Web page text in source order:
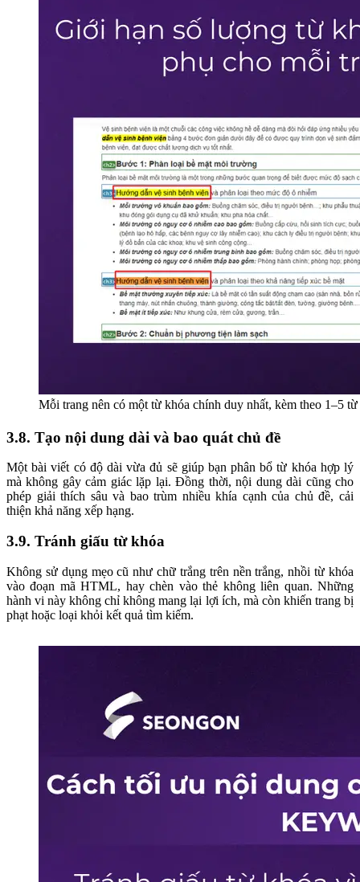
Mỗi trang nên có một từ khóa chính duy nhất, kèm theo 1–5
3.8. Tạo nội dung dài và bao quát chủ đề
Một bài viết có độ dài vừa đủ sẽ giúp bạn phân bổ từ khóa hợp lý
mà không gây cảm giác lặp lại. Đồng thời, nội dung dài cũng cho
phép giải thích sâu và bao trùm nhiều khía cạnh của chủ đề, cải
thiện khả năng xếp hạng.
3.9. Tránh giấu từ khóa
Không sử dụng mẹo cũ như chữ trắng trên nền trắng, nhồi từ khóa
vào đoạn mã HTML, hay chèn vào thẻ không liên quan. Những
hành vi này không chỉ không mang lại lợi ích, mà còn khiến trang bị
phạt hoặc loại khỏi kết quả tìm kiếm.